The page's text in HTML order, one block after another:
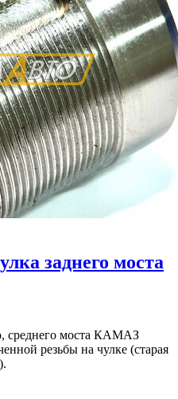
заднего моста
среднего моста КАМАЗ
резьбы на чулке (старая